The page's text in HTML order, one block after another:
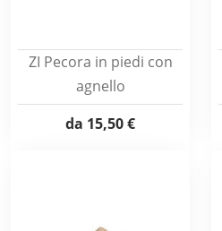
ZI Pecora in piedi con
agnello
da 15,50 €